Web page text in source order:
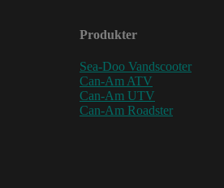
Produkter
Sea-Doo Vandscooter
Can-Am ATV
Can-Am UTV
Can-Am Roadster